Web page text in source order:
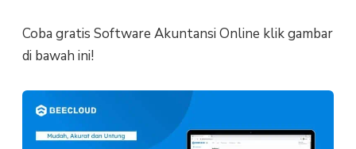
Coba gratis Software Akuntansi Online klik gambar
di bawah ini!